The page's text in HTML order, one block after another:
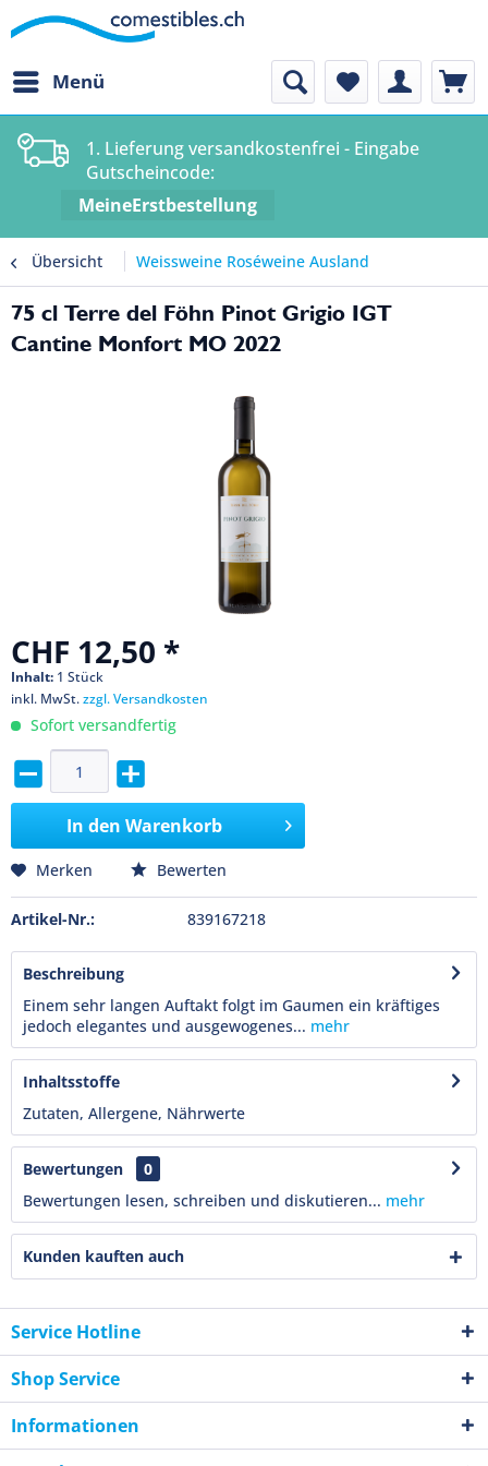
Menü
1. Lieferung versandkostenfrei - Eingabe
Gutscheincode:
MeineErstbestellung
Übersicht Weissweine Roséweine Ausland
75 cl Terre del Föhn Pinot Grigio IGT
Cantine Monfort MO 2022
CHF 12,50 *
Inhalt: 1 Stück
inkl. MwSt.zzgl. Versandkosten
Sofort versandfertig
In den Warenkorb
Merken Bewerten
Artikel-Nr.: 839167218
Beschreibung
Einem sehr langen Auftakt folgt im Gaumen ein kräftiges
jedoch elegantes und ausgewogenes... mehr
Inhaltsstoffe
Zutaten, Allergene, Nährwerte
Bewertungen
0
Bewertungen lesen, schreiben und diskutieren... mehr
Kunden kauften auch
Service Hotline
Shop Service
Informationen